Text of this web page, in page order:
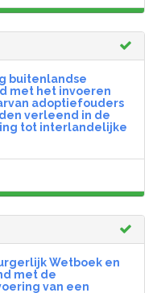
buitenlandse
met het invoeren
adoptiefouders
verleend in de
tot interlandelijke
Wetboek en
met de
van een